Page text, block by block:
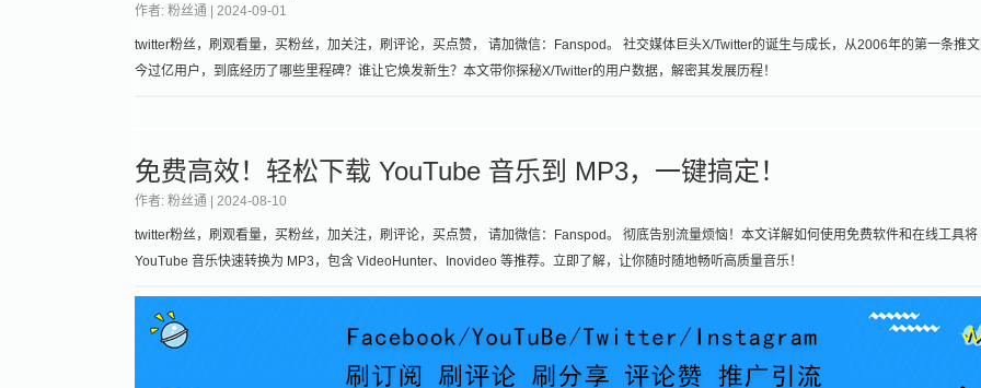
作者: 粉丝通 | 2024-09-01
twitter粉丝，刷观看量，买粉丝，加关注，刷评论，买点赞， 请加微信：Fanspod。 社交媒体巨头X/Twitter的诞生与成长，从2006年的第一条推
今过亿用户，到底经历了哪些里程碑？谁让它焕发新生？本文带你探秘X/Twitter的用户数据，解密其发展历程！
免费高效！轻松下载 YouTube 音乐到 MP3，一键搞定！
作者: 粉丝通 | 2024-08-10
twitter粉丝，刷观看量，买粉丝，加关注，刷评论，买点赞， 请加微信：Fanspod。 彻底告别流量烦恼！本文详解如何使用免费软件和在线工具将
YouTube 音乐快速转换为 MP3，包含 VideoHunter、Inovideo 等推荐。立即了解，让你随时随地畅听高质量音乐！